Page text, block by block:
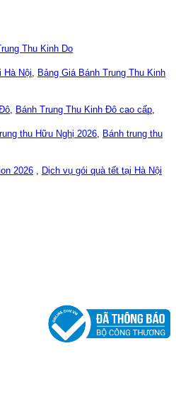
Thu Kinh Do
Hà Nội
Bảng Giá Bánh Trung Thu Kinh
Bánh Trung Thu Kinh Đô cao cấp
thu Hữu Nghị 2026
Bánh trung thu
2026 Dịch vụ gói quà tết tại Hà Nội